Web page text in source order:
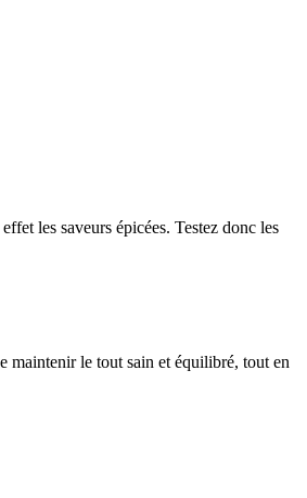
les saveurs épicées. Testez donc les
maintenir le tout sain et équilibré, tout en